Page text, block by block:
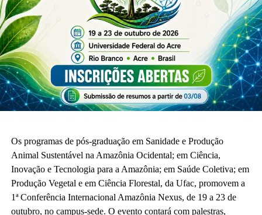
Os programas de pós-graduação em Sanidade e Produção
Animal Sustentável na Amazônia Ocidental; em Ciência,
Inovação e Tecnologia para a Amazônia; em Saúde Coletiva; em
Produção Vegetal e em Ciência Florestal, da Ufac, promovem a
1ª Conferência Internacional Amazônia Nexus, de 19 a 23 de
outubro, no campus-sede. O evento contará com palestras,